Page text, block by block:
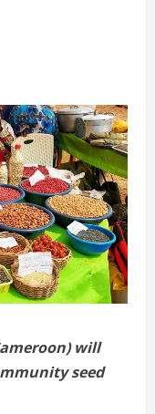
will
seed